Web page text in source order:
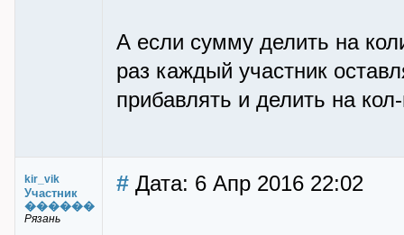
А если сумму делить на
раз каждый участник
прибавлять и делить на
kir_vik
Участник
������
Рязань
# Дата: 6 Апр 2016 22:02